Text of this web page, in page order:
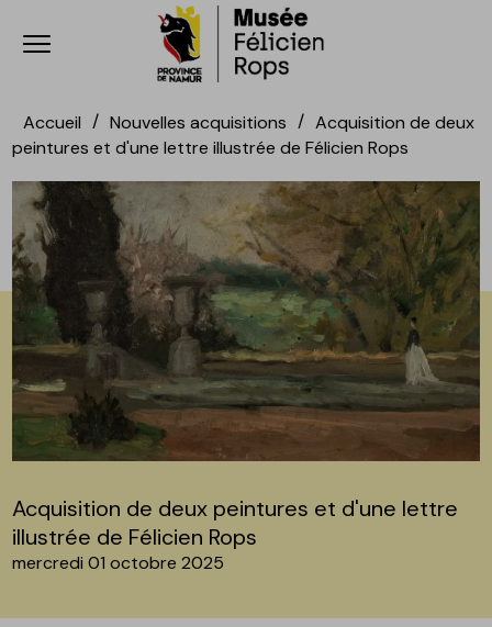
Accèder directement au contenu
Accèder directement au contenu
Ouvrir le menu
Accueil Nouvelles acquisitions
Acquisition de deux
peintures et d'une lettre illustrée de Félicien Rops
Acquisition de deux peintures et d'une lettre
illustrée de Félicien Rops
mercredi 01 octobre 2025